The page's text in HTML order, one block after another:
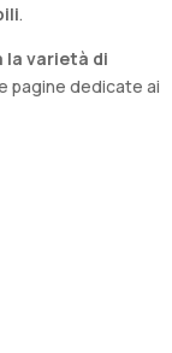
.
la varietà di
pagine dedicate ai